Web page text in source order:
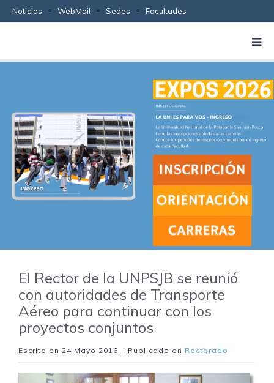
Noticias WebMail Sedes Facultades
El Rector de la UNPSJB se reunió
con autoridades de Transporte
Aéreo para continuar con los
proyectos conjuntos
Escrito en 24 Mayo 2016. | Publicado en Rectorado